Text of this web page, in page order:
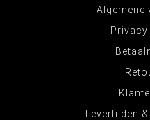
Algemene
Levertijden